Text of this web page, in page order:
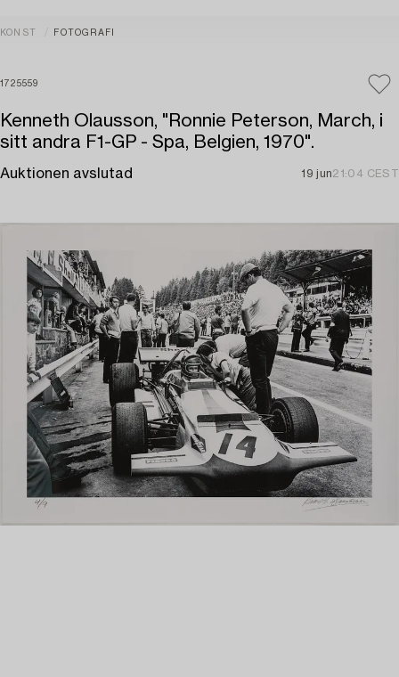
KONST FOTOGRAFI
1725559
Kenneth Olausson, "Ronnie Peterson, March, i
sitt andra F1-GP - Spa, Belgien, 1970".
Auktionen avslutad 19 jun21:04 CEST